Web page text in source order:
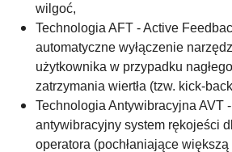
wilgoć,
Technologia AFT - Active
automatyczne wyłączenie
użytkownika w przypadku
zatrzymania wiertła (tzw. kick-
Technologia Antywibracyjna AVT -
antywibracyjny system rękojeści
operatora (pochłaniające